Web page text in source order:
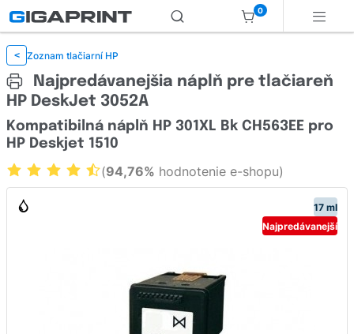
0
< Zoznam tlačiarní HP
Najpredávanejšia náplň pre tlačiareň
HP DeskJet 3052A
17 ml
Najpredávanejší
Kompatibilná náplň HP 301XL Bk CH563EE pro
HP Deskjet 1510
(94,76% hodnotenie e-shopu)